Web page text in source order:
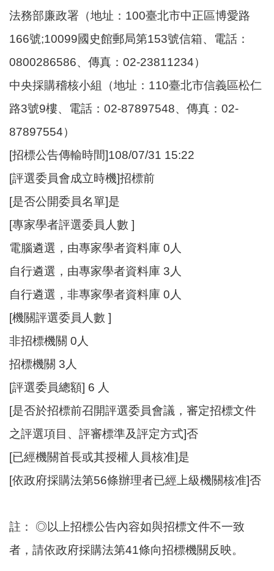
法務部廉政署（地址：100臺北市中正區博愛路
166號;10099國史館郵局第153號信箱、電話：
0800286586、傳真：02-23811234）
中央採購稽核小組（地址：110臺北市信義區松仁
路3號9樓、電話：02-87897548、傳真：02-
87897554）
[招標公告傳輸時間]108/07/31 15:22
[評選委員會成立時機]招標前
[是否公開委員名單]是
[專家學者評選委員人數 ]
電腦遴選，由專家學者資料庫 0人
自行遴選，由專家學者資料庫 3人
自行遴選，非專家學者資料庫 0人
[機關評選委員人數 ]
非招標機關 0人
招標機關 3人
[評選委員總額] 6 人
[是否於招標前召開評選委員會議，審定招標文件
之評選項目、評審標準及評定方式]否
[已經機關首長或其授權人員核准]是
[依政府採購法第56條辦理者已經上級機關核准]否
註： ◎以上招標公告內容如與招標文件不一致
者，請依政府採購法第41條向招標機關反映。